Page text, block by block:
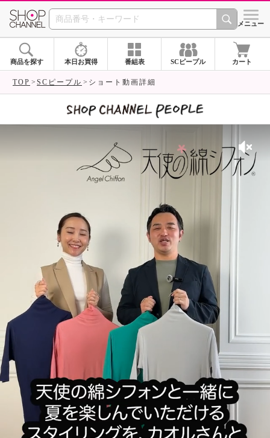
SHOP CHANNEL シメニュー
商品を探す 本日お買得 番組表 SCピープル カート
TOP SCピープル ショート動画詳細